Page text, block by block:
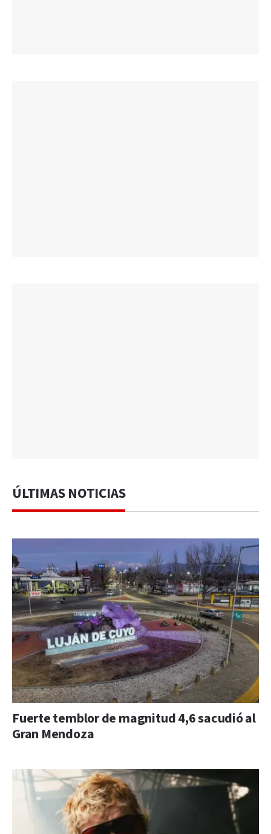
ÚLTIMAS NOTICIAS
Fuerte temblor de magnitud 4,6 sacudió al
Gran Mendoza